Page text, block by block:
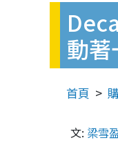
動著
首頁
文: 梁雪